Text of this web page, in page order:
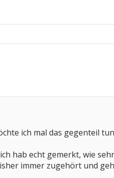
ich mal das gegenteil
hab echt gemerkt, wie
immer zugehört und